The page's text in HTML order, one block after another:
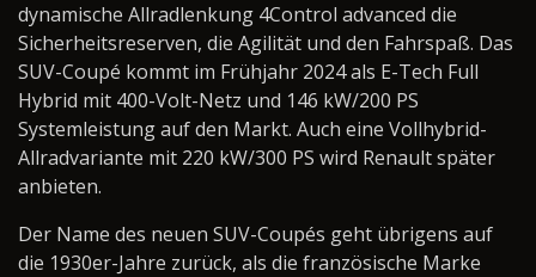
dynamische Allradlenkung 4Control advanced die
Sicherheitsreserven, die Agilität und den Fahrspaß. Das
SUV-Coupé kommt im Frühjahr 2024 als E-Tech Full
Hybrid mit 400-Volt-Netz und 146 kW/200 PS
Systemleistung auf den Markt. Auch eine Vollhybrid-
Allradvariante mit 220 kW/300 PS wird Renault später
anbieten.
Der Name des neuen SUV-Coupés geht übrigens auf
die 1930er-Jahre zurück, als die französische Marke